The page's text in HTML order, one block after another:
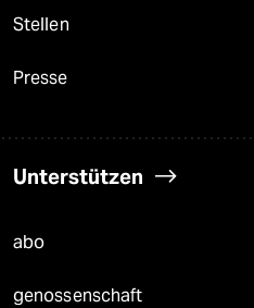
Stellen
Presse
Unterstützen
abo
genossenschaft